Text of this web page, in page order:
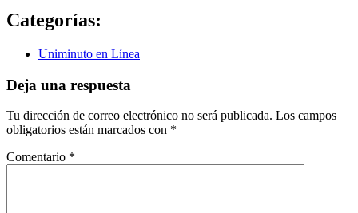
Categorías:
Uniminuto en Línea
Deja una respuesta
Tu dirección de correo electrónico no será publicada. Los campos
obligatorios están marcados con *
Comentario *